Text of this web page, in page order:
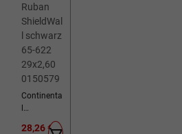
Continenta
l
Fahrradreif
Verkaufspreis:
28,26 €